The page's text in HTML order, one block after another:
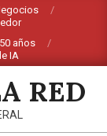
años
IA